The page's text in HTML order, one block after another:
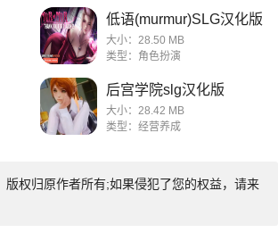
低语(murmur)SLG汉化版
大小：28.50 MB
类型：角色扮演
后宫学院slg汉化版
大小：28.42 MB
类型：经营养成
权归原作者所有;如果侵犯了您的权益，请来